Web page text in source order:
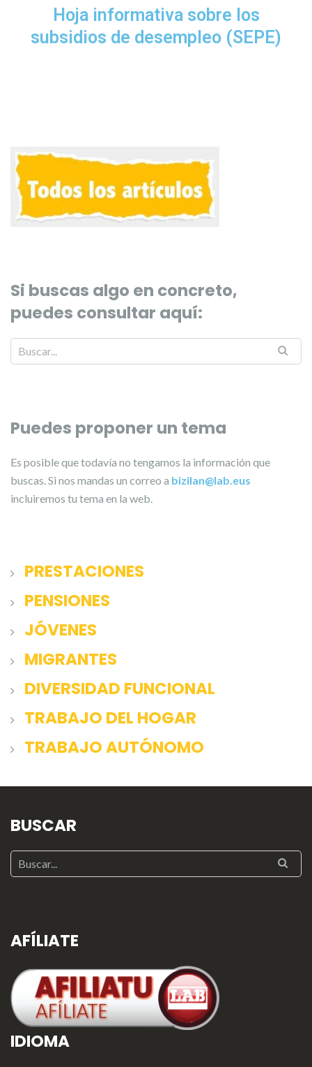
Hoja informativa sobre los
subsidios de desempleo (SEPE)
Si buscas algo en concreto,
puedes consultar aquí:
Puedes proponer un tema
Es posible que todavía no tengamos la información que
buscas. Si nos mandas un correo a bizilan@lab.eus
incluiremos tu tema en la web.
PRESTACIONES
PENSIONES
JÓVENES
MIGRANTES
DIVERSIDAD FUNCIONAL
TRABAJO DEL HOGAR
TRABAJO AUTÓNOMO
BUSCAR
AFÍLIATE
IDIOMA